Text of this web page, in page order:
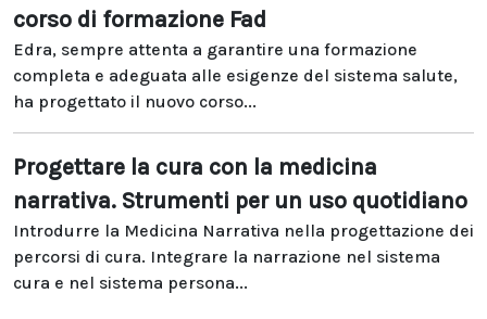
corso di formazione Fad
Edra, sempre attenta a garantire una formazione
completa e adeguata alle esigenze del sistema salute,
ha progettato il nuovo corso...
Progettare la cura con la medicina
narrativa. Strumenti per un uso quotidiano
Introdurre la Medicina Narrativa nella progettazione dei
percorsi di cura. Integrare la narrazione nel sistema
cura e nel sistema persona...